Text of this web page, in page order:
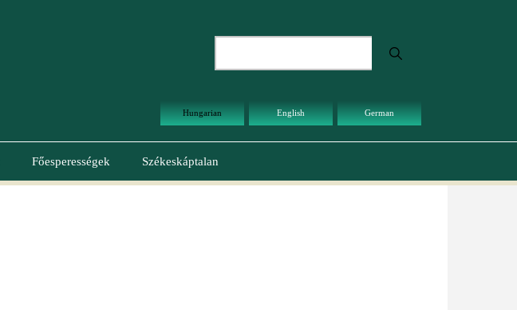
Hungarian English German
Főesperességek Székeskáptalan